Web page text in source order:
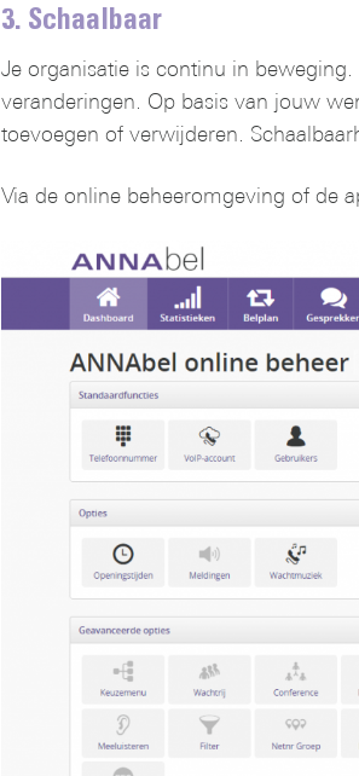
3. Schaalbaar
Je organisatie is continu in
veranderingen. Op basis van jouw
toevoegen of verwijderen.
Via de online beheeromgeving of de